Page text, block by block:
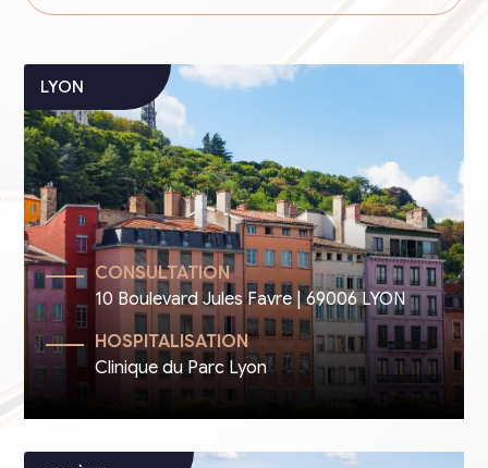
CONSULTATION
10 Boulevard Jules Favre | 69006 LYON
HOSPITALISATION
Clinique du Parc Lyon